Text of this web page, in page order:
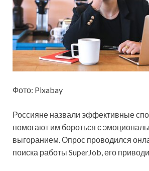
Фото: Pixabay
Россияне назвали эффективные
помогают им бороться с
выгоранием. Опрос проводился
поиска работы SuperJob, его